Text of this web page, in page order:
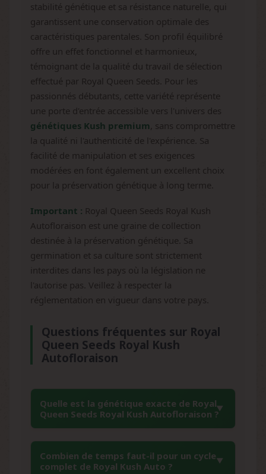
stabilité génétique et sa résistance naturelle, qui
garantissent une conservation optimale des
caractéristiques parentales. Son profil équilibré
offre un effet fonctionnel et harmonieux,
témoignant de la qualité du travail de sélection
effectué par Royal Queen Seeds. Pour les
passionnés débutants, cette variété représente
une porte d'entrée accessible vers l'univers des
génétiques Kush premium , sans compromettre
la qualité ni l'authenticité de l'expérience. Sa
facilité de manipulation et ses exigences
modérées en font également un excellent choix
pour la préservation génétique à long terme.
Important : Royal Queen Seeds Royal Kush
Autofloraison est une graine de collection
destinée à la préservation génétique. Sa
germination et sa culture sont strictement
interdites dans les pays où la législation ne
l'autorise pas. Veillez à respecter la
réglementation en vigueur dans votre pays.
Questions fréquentes sur Royal
Queen Seeds Royal Kush
Autofloraison
Quelle est la génétique exacte de Royal
Queen Seeds Royal Kush Autofloraison ?
Cette variété résulte du croisement entre l'OG
Kush légendaire et une Ruderalis
Combien de temps faut-il pour un cycle
complet de Royal Kush Auto ?